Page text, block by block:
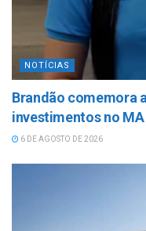
NOTÍCIAS
Brandão comemora
investimentos no MA
6 DE AGOSTO DE 2026